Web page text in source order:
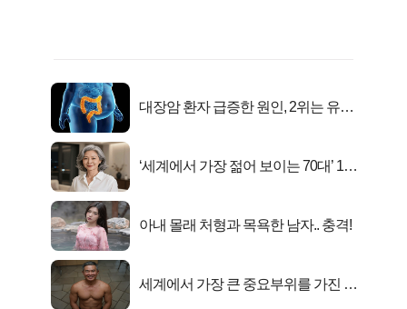
대장암 환자 급증한 원인, 2위는 유산
‘세계에서 가장 젊어 보이는 70대’ 1위
아내 몰래 처형과 목욕한 남자.. 충격!
세계에서 가장 큰 중요부위를 가진 남